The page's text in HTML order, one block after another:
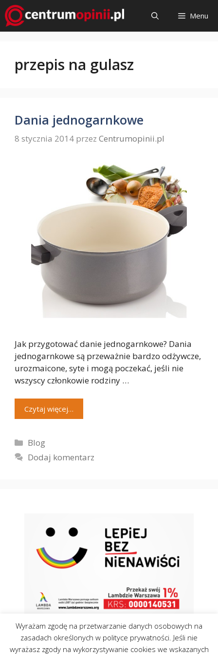
Przejdź
do
treści
Menu
przepis na gulasz
Dania jednogarnkowe
8 stycznia 2014 przez Centrumopinii.pl
Jak przygotować danie jednogarnkowe? Dania
jednogarnkowe są przeważnie bardzo odżywcze,
urozmaicone, syte i mogą poczekać, jeśli nie
wszyscy członkowie rodziny …
Czytaj więcej…
Kategorie
Blog
Dodaj komentarz
Wyrażam zgodę na przetwarzanie danych osobowych na
zasadach określonych w polityce prywatności. Jeśli nie
wyrażasz zgody na wykorzystywanie cookies we wskazanych